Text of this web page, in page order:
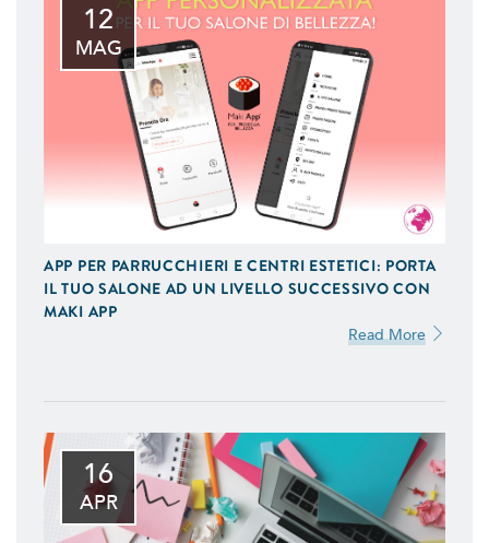
12
MAG
APP PER PARRUCCHIERI E CENTRI ESTETICI: PORTA
IL TUO SALONE AD UN LIVELLO SUCCESSIVO CON
MAKI APP
Read More
16
APR